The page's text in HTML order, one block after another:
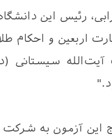
رئیس این
اربعین و احکام
این آزمون به شرکت